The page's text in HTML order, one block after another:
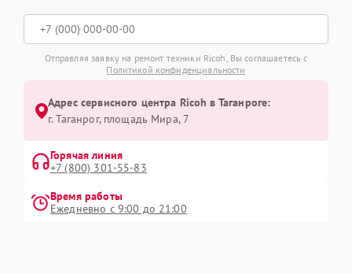
Отправляя заявку на ремонт техники Ricoh, Вы соглашаетесь с
Политикой конфиденциальности
Адрес сервисного центра Ricoh в Таганроге:
г. Таганрог, площадь Мира, 7
Горячая линия
+7 (800) 301-55-83
Время работы
Ежедневно с 9:00 до 21:00